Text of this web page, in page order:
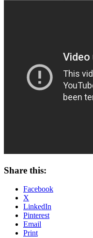
Share this:
Facebook
X
LinkedIn
Pinterest
Email
Print